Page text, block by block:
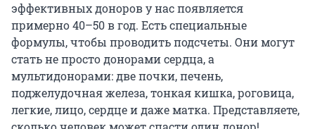
эффективных доноров у нас появляется
примерно 40–50 в год. Есть специальные
формулы, чтобы проводить подсчеты. Они могут
стать не просто донорами сердца, а
мультидонорами: две почки, печень,
поджелудочная железа, тонкая кишка, роговица,
легкие, лицо, сердце и даже матка. Представляете,